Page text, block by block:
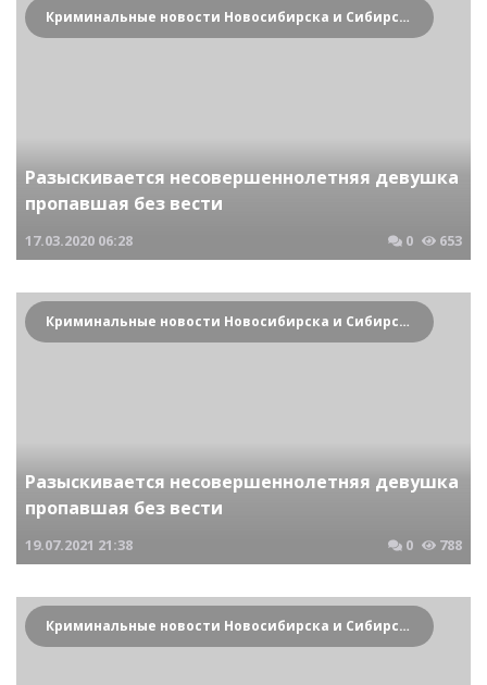
Криминальные новости Новосибирска и Сибирского региона
Разыскивается несовершеннолетняя девушка
пропавшая без вести
17.03.2020 06:28 0 653
Криминальные новости Новосибирска и Сибирского региона
Разыскивается несовершеннолетняя девушка
пропавшая без вести
19.07.2021 21:38 0 788
Криминальные новости Новосибирска и Сибирского региона